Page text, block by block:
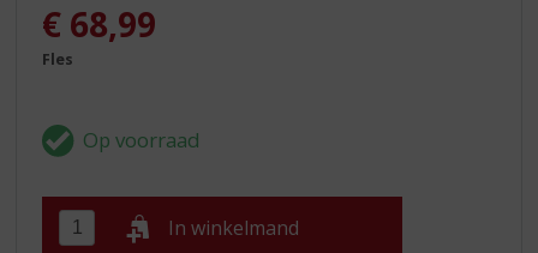
€ 68,99
Fles
In winkelmand